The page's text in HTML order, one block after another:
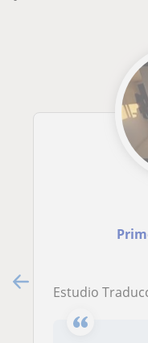
Estudio Traducción e